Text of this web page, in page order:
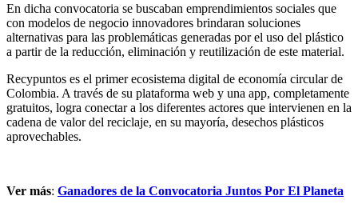
En dicha convocatoria se buscaban emprendimientos sociales que
con modelos de negocio innovadores brindaran soluciones
alternativas para las problemáticas generadas por el uso del plástico
a partir de la reducción, eliminación y reutilización de este material.
Recypuntos es el primer ecosistema digital de economía circular de
Colombia. A través de su plataforma web y una app, completamente
gratuitos, logra conectar a los diferentes actores que intervienen en la
cadena de valor del reciclaje, en su mayoría, desechos plásticos
aprovechables.
Ver más: Ganadores de la Convocatoria Juntos Por El Planeta